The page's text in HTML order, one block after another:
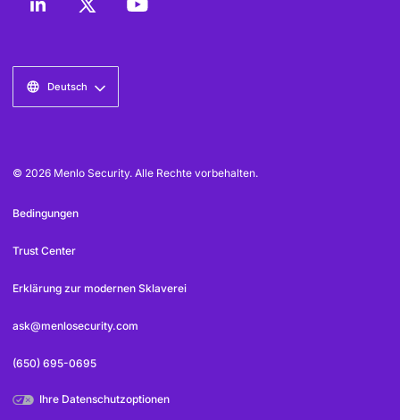
Deutsch
© 2026 Menlo Security. Alle Rechte vorbehalten.
Bedingungen
Trust Center
Erklärung zur modernen Sklaverei
ask@menlosecurity.com
(650) 695-0695
Ihre Datenschutzoptionen